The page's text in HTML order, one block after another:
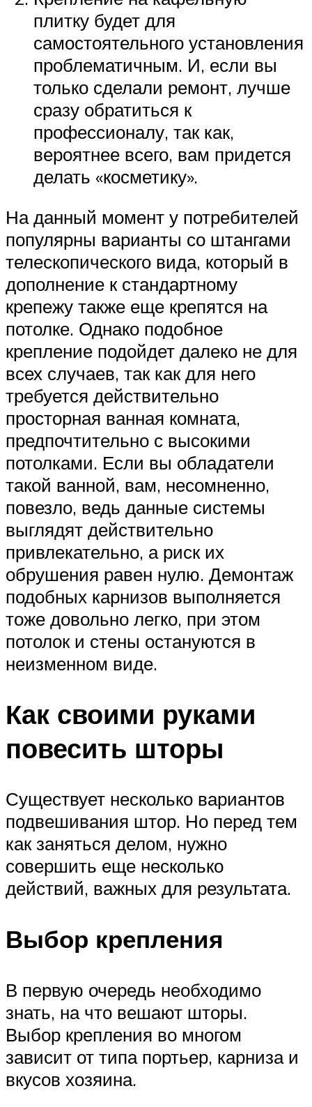
плитку будет для
самостоятельного установления
проблематичным. И, если вы
только сделали ремонт, лучше
сразу обратиться к
профессионалу, так как,
вероятнее всего, вам придется
делать «косметику».
На данный момент у потребителей
популярны варианты со штангами
телескопического вида, который в
дополнение к стандартному
крепежу также еще крепятся на
потолке. Однако подобное
крепление подойдет далеко не для
всех случаев, так как для него
требуется действительно
просторная ванная комната,
предпочтительно с высокими
потолками. Если вы обладатели
такой ванной, вам, несомненно,
повезло, ведь данные системы
выглядят действительно
привлекательно, а риск их
обрушения равен нулю. Демонтаж
подобных карнизов выполняется
тоже довольно легко, при этом
потолок и стены остануются в
неизменном виде.
Как своими руками
повесить шторы
Существует несколько вариантов
подвешивания штор. Но перед тем
как заняться делом, нужно
совершить еще несколько
действий, важных для результата.
Выбор крепления
В первую очередь необходимо
знать, на что вешают шторы.
Выбор крепления во многом
зависит от типа портьер, карниза и
вкусов хозяина.